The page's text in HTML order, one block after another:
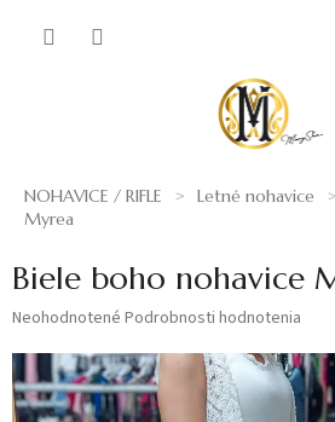
NOHAVICE / RIFLE Letné nohavice
Myrea
Biele boho nohavice
Priemerné
produktu
je
0,0
Neohodnotené Podrobnosti hodnotenia